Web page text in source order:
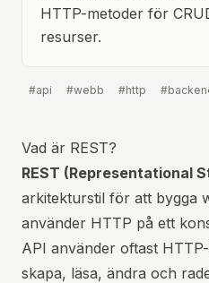
HTTP-metoder för
resurser.
#api #webb #http #
Vad är REST?
REST (Representational
arkitekturstil för att bygga
använder HTTP på ett
API använder oftast
skapa, läsa, ändra och